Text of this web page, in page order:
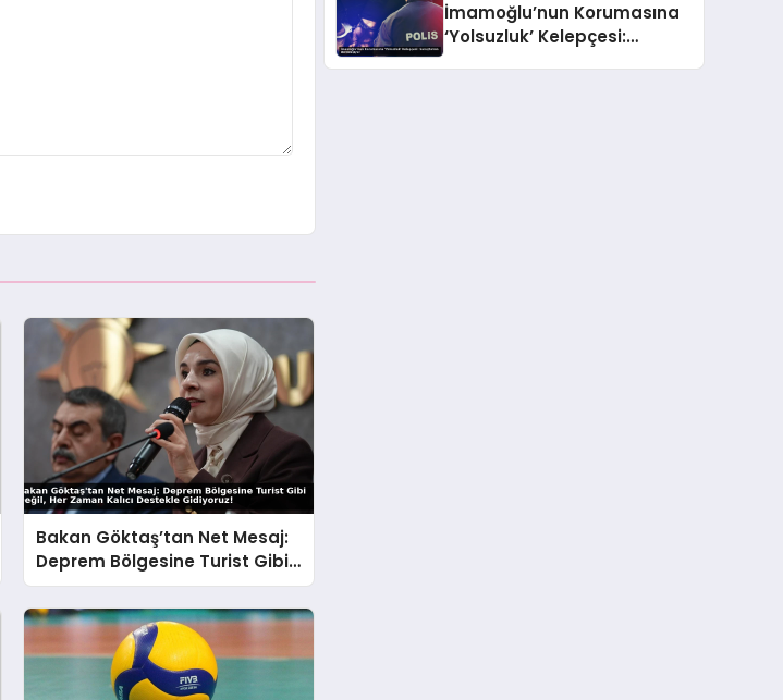
Bakan Göktaş’tan Net Mesaj:
Deprem Bölgesine Turist Gibi
Değil, Her Zaman Kalıcı
Destekle Gidiyoruz!
İmamoğlu’nun Korumasına
‘Yolsuzluk’ Kelepçesi: